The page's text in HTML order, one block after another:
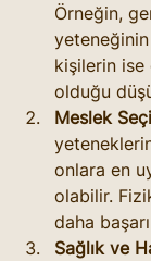
Örneğin,
kişilerin
olduğu
Meslek
onlara en
olabilir.
daha
Sağlık ve